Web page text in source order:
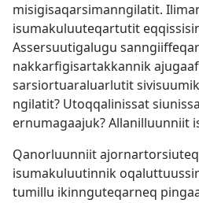
misigisaqarsiman­ngilatit.
isumakuluuteqar­tutit
As­sersuutigalugu
nak­karfigisar­tak­kan­nik
sarsior­tuaraluarlutit
ngilatit? Utoq­qalinis­sat
er­numagaajuk? Al­lanil­luun­niit
Qanorluun­niit
isumakuluutin­nik
tumil­lu ikin­nguteqar­neq